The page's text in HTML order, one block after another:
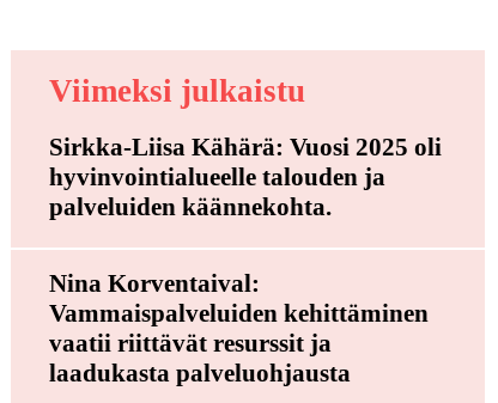
Viimeksi julkaistu
Sirkka-Liisa Kähärä: Vuosi 2025 oli
hyvinvointialueelle talouden ja
palveluiden käännekohta.
Nina Korventaival:
Vammaispalveluiden kehittäminen
vaatii riittävät resurssit ja
laadukasta palveluohjausta